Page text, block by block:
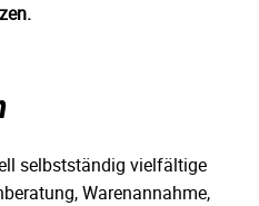
selbstständig vielfältige
Warenannahme,